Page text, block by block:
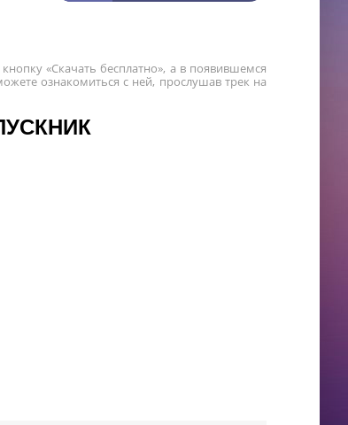
«Скачать бесплатно», а в появившемся
ознакомиться с ней, прослушав трек на